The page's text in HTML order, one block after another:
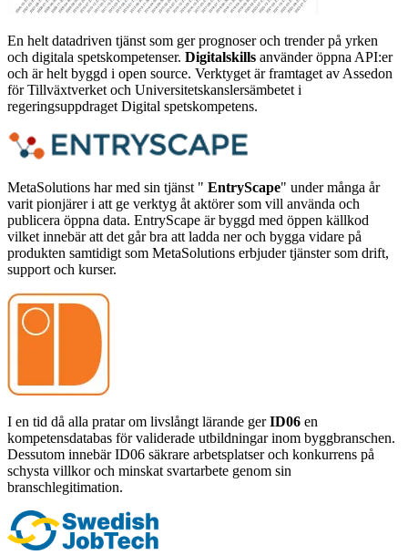
En helt datadriven tjänst som ger prognoser och trender på yrken
och digitala spetskompetenser. Digitalskills använder öppna API:er
och är helt byggd i open source. Verktyget är framtaget av Assedon
för Tillväxtverket och Universitetskanslersämbetet i
regeringsuppdraget Digital spetskompetens.
MetaSolutions har med sin tjänst " EntryScape" under många år
varit pionjärer i att ge verktyg åt aktörer som vill använda och
publicera öppna data. EntryScape är byggd med öppen källkod
vilket innebär att det går bra att ladda ner och bygga vidare på
produkten samtidigt som MetaSolutions erbjuder tjänster som drift,
support och kurser.
I en tid då alla pratar om livslångt lärande gerID06 en
kompetensdatabas för validerade utbildningar inom byggbranschen.
Dessutom innebär ID06 säkrare arbetsplatser och konkurrens på
schysta villkor och minskat svartarbete genom sin
branschlegitimation.